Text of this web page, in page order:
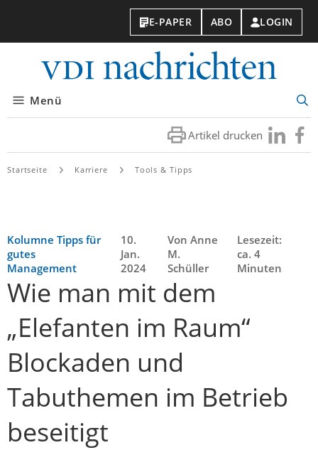
E-PAPER ABO LOGIN
Menü
Artikel drucken Besuchen
Sie
Sie
Startseite Karriere Tools & Tipps
Kolumne Tipps für
gutes
Management
10.
Jan.
2024
Von Anne
M.
Schüller
Lesezeit:
ca. 4
Minuten
Wie man mit dem
„Elefanten im Raum“
Blockaden und
Tabuthemen im Betrieb
beseitigt